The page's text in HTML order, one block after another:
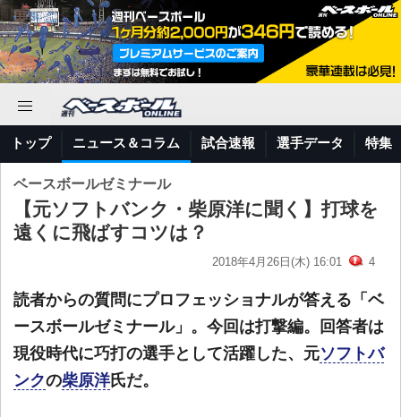
トップ ニュース＆コラム 試合速報 選手データ 特集
ベースボールゼミナール
【元ソフトバンク・柴原洋に聞く】打球を
遠くに飛ばすコツは？
2018年4月26日(木) 16:01 4
読者からの質問にプロフェッショナルが答える「ベ
ースボールゼミナール」。今回は打撃編。回答者は
現役時代に巧打の選手として活躍した、元ソフトバ
ンクの柴原洋氏だ。